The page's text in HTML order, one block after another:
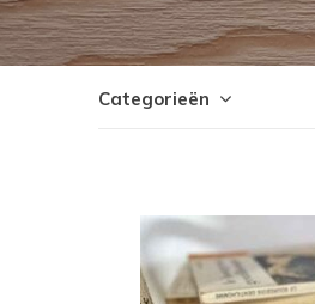
Categorieën